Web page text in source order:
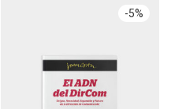
-5%